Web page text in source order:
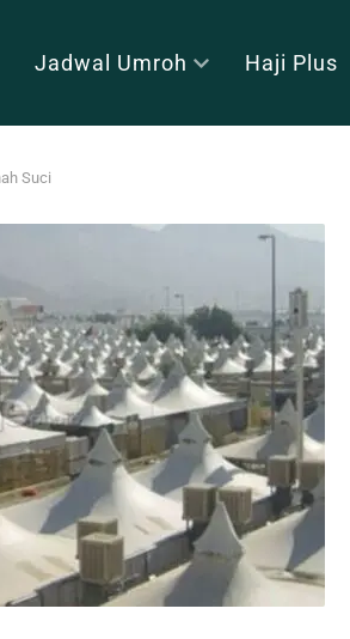
Jadwal Umroh Haji Plus
Suci